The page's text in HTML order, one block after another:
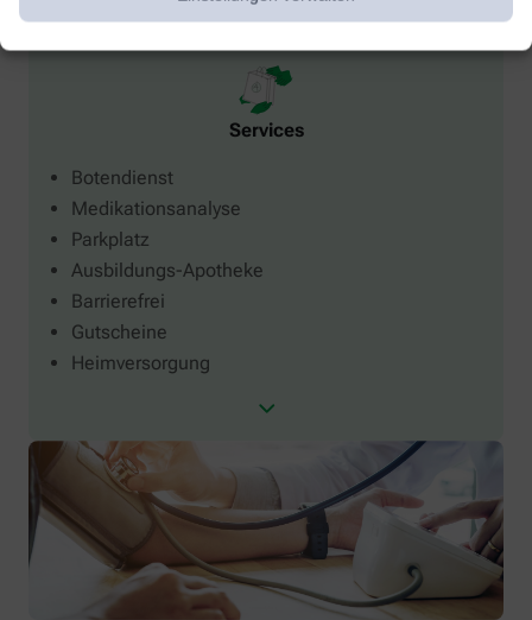
Services
Botendienst
Medikationsanalyse
Parkplatz
Ausbildungs-Apotheke
Barrierefrei
Gutscheine
Heimversorgung